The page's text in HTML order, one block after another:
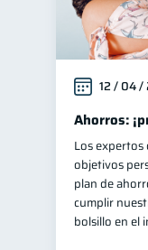
12 / 04 /
Ahorros:
Los expertos
objetivos
plan de
cumplir
bolsillo en el